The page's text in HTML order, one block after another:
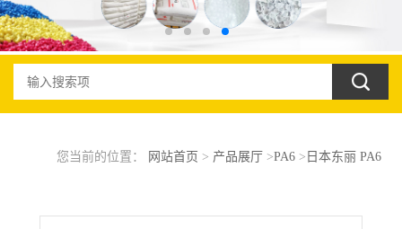
您当前的位置： 网站首页 > 产品展厅>PA6> 日本东丽 PA6